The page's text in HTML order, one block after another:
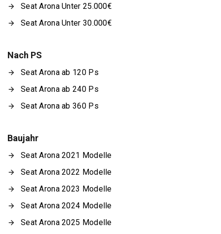
Seat Arona Unter 25.000€
Seat Arona Unter 30.000€
Nach PS
Seat Arona ab 120 Ps
Seat Arona ab 240 Ps
Seat Arona ab 360 Ps
Baujahr
Seat Arona 2021 Modelle
Seat Arona 2022 Modelle
Seat Arona 2023 Modelle
Seat Arona 2024 Modelle
Seat Arona 2025 Modelle